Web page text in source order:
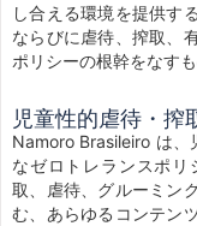
し合える環境を提供す
ならびに虐待、搾取、
ポリシーの根幹をなすも
児童性的虐待・搾
Namoro Brasileiro は、
なゼロトレランスポ
取、虐待、グルーミン
む、あらゆるコンテン